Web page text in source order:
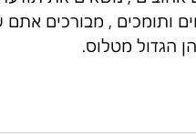
ותומכים , מבורכים
הגדול מטלוס.